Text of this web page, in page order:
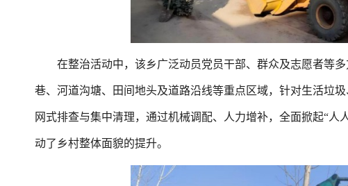
在整治活动中，该乡广泛动员党员干部、群众及志愿者等多
巷、河道沟塘、田间地头及道路沿线等重点区域，针对生活垃
网式排查与集中清理，通过机械调配、人力增补，全面掀起“人
动了乡村整体面貌的提升。